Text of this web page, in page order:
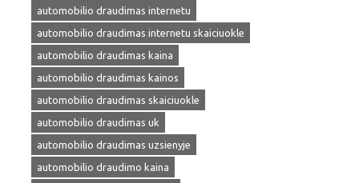
automobilio draudimas internetu
automobilio draudimas internetu skaiciuokle
automobilio draudimas kaina
automobilio draudimas kainos
automobilio draudimas skaiciuokle
automobilio draudimas uk
automobilio draudimas uzsienyje
automobilio draudimo kaina